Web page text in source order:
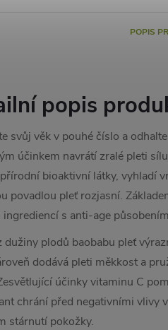
POPIS
popis
svůj věk v pouhé číslo a
účinkem navrátí zralé pleti
bioaktivní látky, vyhladí
povadlou pleť rozjasní.
ingrediencí s anti-age
dužiny plodů baobabu pleť
dodává pleti měkkost a
účinky vitaminu C
chrání před negativními vlivy
stárnutí pokožky.